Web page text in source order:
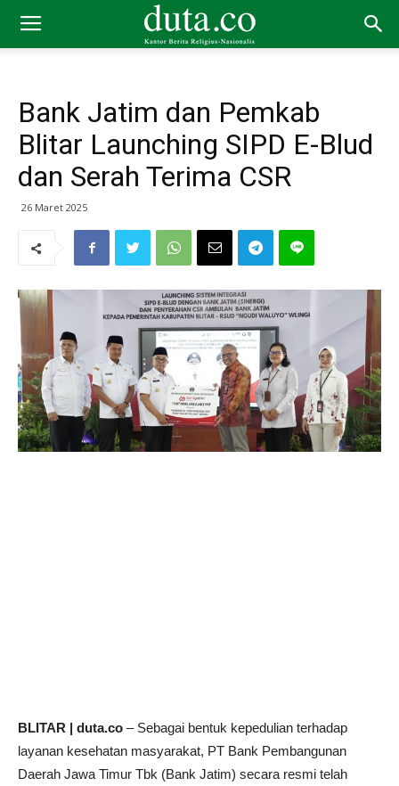
Bank Jatim dan Pemkab
Blitar Launching SIPD E-Blud
dan Serah Terima CSR
26 Maret 2025
BLITAR | duta.co – Sebagai bentuk kepedulian terhadap
layanan kesehatan masyarakat, PT Bank Pembangunan
Daerah Jawa Timur Tbk (Bank Jatim) secara resmi telah